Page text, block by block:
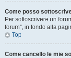
Come posso
Per sottoscrivere un
forum”, in fondo alla
Top
Come cancello le mie